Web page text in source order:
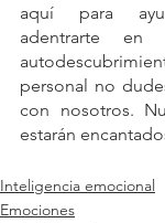
aquí para
adentrarte
personal no
con nosotros.
estarán
Inteligencia emocional
Emociones